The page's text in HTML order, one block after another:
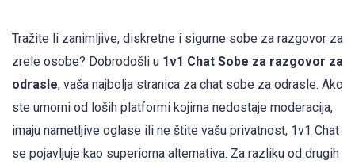
Tražite li zanimljive, diskretne i sigurne sobe za razgovor za
zrele osobe? Dobrodošli u 1v1 Chat Sobe za razgovor za
odrasle, vaša najbolja stranica za chat sobe za odrasle. Ako
ste umorni od loših platformi kojima nedostaje moderacija,
imaju nametljive oglase ili ne štite vašu privatnost, 1v1 Chat
se pojavljuje kao superiorna alternativa. Za razliku od drugih